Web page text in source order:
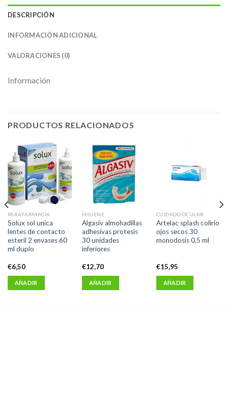
DESCRIPCIÓN
INFORMACIÓN ADICIONAL
VALORACIONES (0)
Información
PRODUCTOS RELACIONADOS
PARAFARMACIA
Solux sol unica
lentes de contacto
esteril 2 envases 60
ml duplo
€6,50
AÑADIR
HIGIENE
Algasiv almohadillas
adhesivas protesis
30 unidades
inferiores
€12,70
AÑADIR
CUIDADO OCULAR
Artelac splash colirio
ojos secos 30
monodosis 0,5 ml
€15,95
AÑADIR